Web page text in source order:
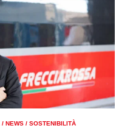
/ NEWS / SOSTENIBILITÀ